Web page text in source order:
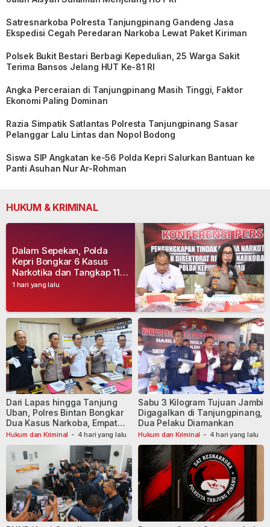
Satresnarkoba Polresta Tanjungpinang Gandeng Jasa
Ekspedisi Cegah Peredaran Narkoba Lewat Paket Kiriman
Polsek Bukit Bestari Berbagi Kepedulian, 25 Warga Sakit
Terima Bansos Jelang HUT Ke-81 RI
Angka Perceraian di Tanjungpinang Masih Tinggi, Faktor
Ekonomi Paling Dominan
Razia Simpatik Satlantas Polresta Tanjungpinang Sasar
Pelanggar Lalu Lintas dan Nopol Bodong
Siswa SIP Angkatan ke-56 Polda Kepri Salurkan Bantuan ke
Panti Asuhan Nur Ar-Rohman
HUKUM & KRIMINAL
1 hari yang lalu
Dalam Sepekan, Polda
Kepri Bongkar 6 Kasus
Narkotika dan Tangkap 11
Tersangka
Hukum dan Kriminal - 4 hari yang lalu
Dari Lapas hingga Tanjung
Uban, Polres Bintan Bongkar
Dua Kasus Narkoba, Empat
Tersangka Dibekuk
Hukum dan Kriminal - 4 hari yang lalu
Sabu 3 Kilogram Tujuan Jambi
Digagalkan di Tanjungpinang,
Dua Pelaku Diamankan